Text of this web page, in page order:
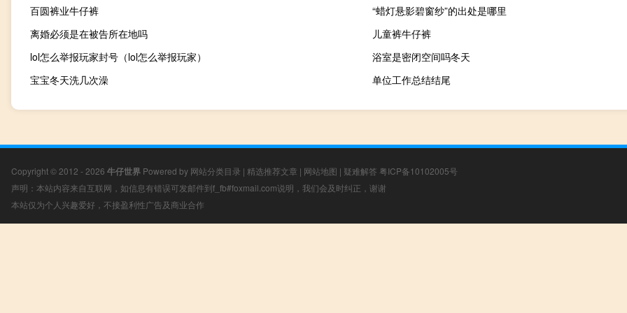
百圆裤业牛仔裤
“蜡灯悬影碧窗纱”的出处是哪里
离婚必须是在被告所在地吗
儿童裤牛仔裤
lol怎么举报玩家封号（lol怎么举报玩家）
浴室是密闭空间吗冬天
宝宝冬天洗几次澡
单位工作总结结尾
Copyright © 2012 - 2026 牛仔世界 Powered by 网站分类目录 | 精选推荐文章 | 网站地图 | 疑难解答 粤ICP备10102005号
声明：本站内容来自互联网，如信息有错误可发邮件到f_fb#foxmail.com说明，我们会及时纠正，谢谢
本站仅为个人兴趣爱好，不接盈利性广告及商业合作